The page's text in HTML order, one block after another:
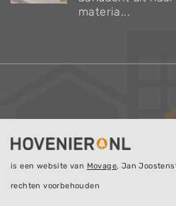
materia...
is een website van Movage, Jan
rechten voorbehouden